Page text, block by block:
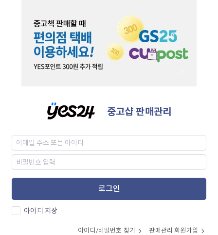
중고샵 판매관리
로그인
아이디 저장
아이디/비밀번호 찾기 판매관리 회원가입